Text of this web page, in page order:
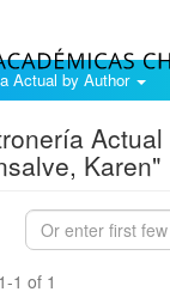
Actual by Author
Karen"
1 of 1